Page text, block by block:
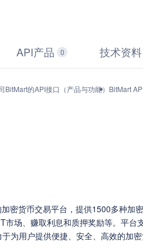
API产品 0 技术资料
BitMart的API接口（产品与功能） BitMart
密货币交易平台，提供1500多种加
市场、赚取利息和质押奖励等。平台
为用户提供便捷、安全、高效的加